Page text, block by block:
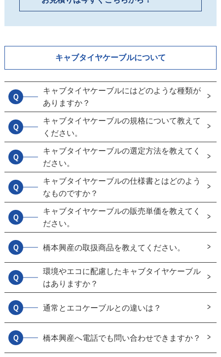
キャブタイヤケーブルについて
Ｑ
キャブタイヤケーブルにはどのような種類が
ありますか？
Ｑ
キャブタイヤケーブルの規格について教えて
ください。
Ｑ
キャブタイヤケーブルの選定方法を教えてく
ださい。
Ｑ
キャブタイヤケーブルの仕様書とはどのよう
なものですか？
Ｑ
キャブタイヤケーブルの販売単価を教えてく
ださい。
Ｑ 橋本興産の取扱商品を教えてください。
Ｑ
環境やエコに配慮したキャブタイヤケーブル
はありますか？
Ｑ 通常とエコケーブルとの違いは？
Ｑ 橋本興産へ電話でも問い合わせできますか？